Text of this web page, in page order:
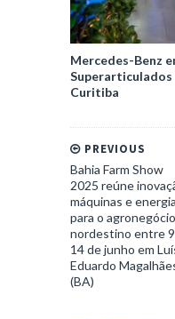
Mercedes-Benz
Superarticulados
Curitiba
PREVIOUS
Bahia Farm Show
2025 reúne
máquinas e energia
para o agronegócio
nordestino entre
14 de junho em
Eduardo
(BA)